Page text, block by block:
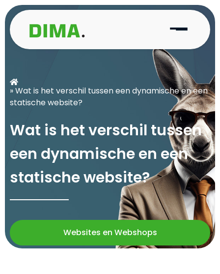
» Wat is het verschil tussen een dynamische en een
statische website?
Wat is hetverschil tussen
een dynamischeen een
statischewebsite?
Websites en Webshops